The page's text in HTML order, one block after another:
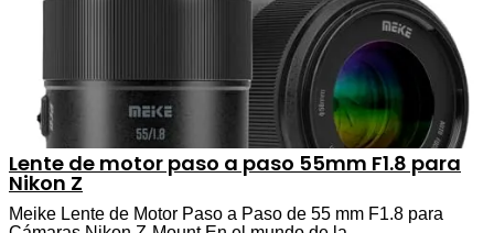
Lente de motor paso a paso 55mm F1.8 para
Nikon Z
Meike Lente de Motor Paso a Paso de 55 mm F1.8 para